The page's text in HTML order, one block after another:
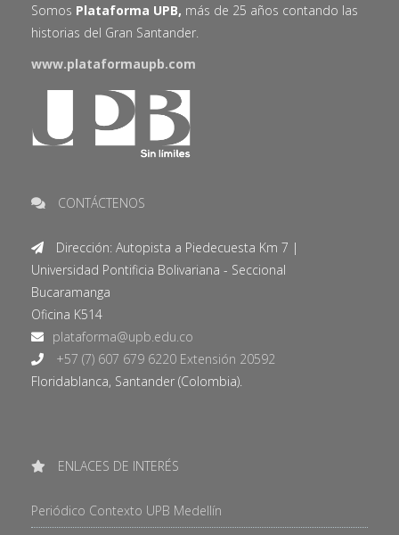
Somos Plataforma UPB, más de 25 años contando las
historias del Gran Santander.
www.plataformaupb.com
CONTÁCTENOS
Dirección: Autopista a Piedecuesta Km 7 |
Universidad Pontificia Bolivariana - Seccional
Bucaramanga
Oficina K514
+57 (7) 607 679 6220 Extensión 20592
Floridablanca, Santander (Colombia).
ENLACES DE INTERÉS
Periódico Contexto UPB Medellín